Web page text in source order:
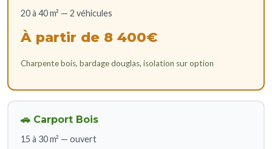
20 à 40 m² — 2 véhicules
À partir de 8 400€
Charpente bois, bardage douglas, isolation sur option
🚗 Carport Bois
15 à 30 m² — ouvert